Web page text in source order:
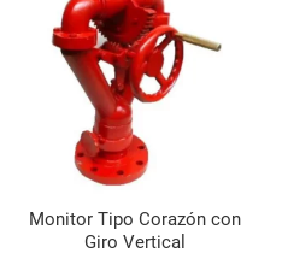
Monitor Tipo Corazón con
Giro Vertical